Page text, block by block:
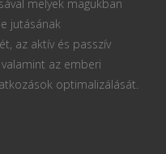
melyek magukban
jutásának
az aktív és passzív
az emberi
optimalizálását.